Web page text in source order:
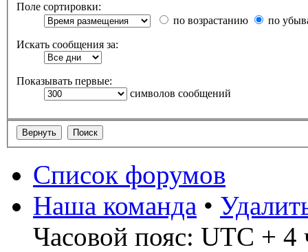
Поле сортировки:
по возрастанию
по
Искать сообщения за:
Показывать первые:
символов сообщений
Список форумов
Наша команда •
Часовой пояс: UTC + 4